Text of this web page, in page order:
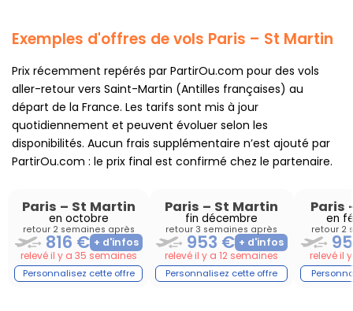
Exemples d'offres de vols Paris – St Martin
Prix récemment repérés par PartirOu.com pour des vols
aller-retour vers Saint-Martin (Antilles françaises) au
départ de la France. Les tarifs sont mis à jour
quotidiennement et peuvent évoluer selon les
disponibilités. Aucun frais supplémentaire n’est ajouté par
PartirOu.com : le prix final est confirmé chez le partenaire.
Paris – St Martin
en octobre
retour 2 semaines après
816 €
relevé il y a 35 semaines
Paris – St Martin
fin décembre
retour 3 semaines après
953 €
relevé il y a 12 semaines
Paris
en
retour 2
relevé il